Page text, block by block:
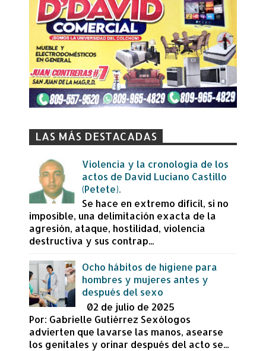
LAS MÁS DESTACADAS
Violencia y la cronología de los
actos de David Luciano Castillo
(Petete).
Se hace en extremo difícil, si no
imposible, una delimitación exacta de la
agresión, ataque, hostilidad, violencia
destructiva y sus contrap...
Ocho hábitos de higiene para
hombres y mujeres antes y
después del sexo
02 de julio de 2025
Por: Gabrielle Gutiérrez Sexólogos
advierten que lavarse las manos, asearse
los genitales y orinar después del acto se...